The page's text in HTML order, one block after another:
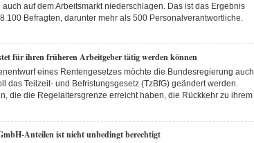
auf dem Arbeitsmarkt niederschlagen. Das ist das Ergebnis
Befragten, darunter mehr als 500 Personalverantwortliche.
für ihren früheren Arbeitgeber tätig werden können
eines Rentengesetzes möchte die Bundesregierung auch
das Teilzeit- und Befristungsgesetz (TzBfG) geändert werden.
die die Regelaltersgrenze erreicht haben, die Rückkehr zu ihrem
Anteilen ist nicht unbedingt berechtigt